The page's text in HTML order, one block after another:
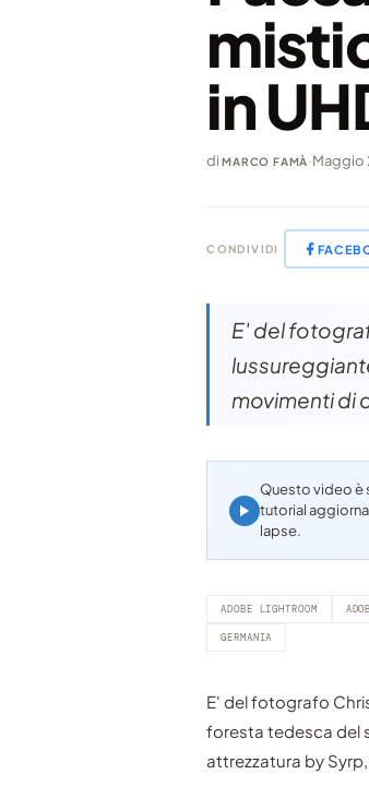
in
diMARCO FAMÀ·Maggio
CONDIVIDI
E' del
movimenti di
Questo video
tutorial
lapse.
ADOBE LIGHTROOM
GERMANIA
E' del fotografo
foresta tedesca del
attrezzatura by